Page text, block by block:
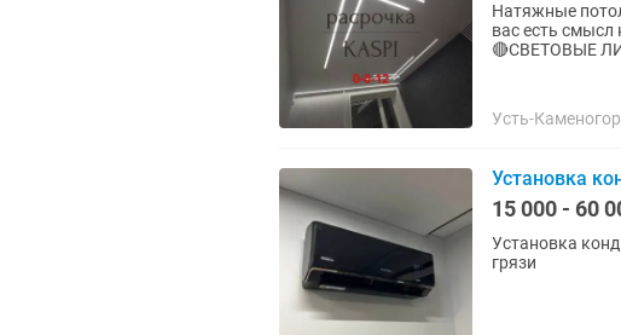
Натяжные потолки
вас есть смысл нам доверять❗❗❗
🔴СВЕТОВЫЕ
Усть-
Установка
15 000 - 60
Установка
грязи